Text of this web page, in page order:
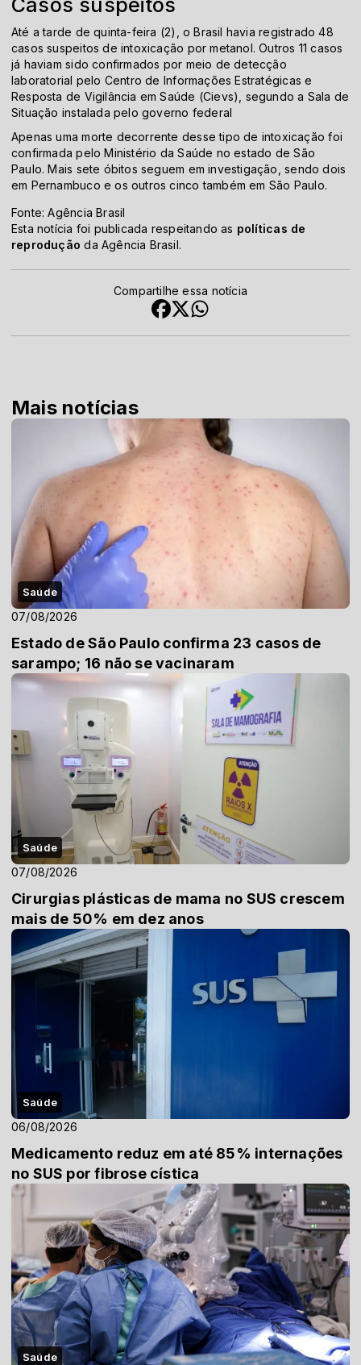
Casos suspeitos
Até a tarde de quinta-feira (2), o Brasil havia registrado48
casos suspeitos de intoxicação por metanol. Outros 11 casos
já haviam sido confirmados por meio de detecção
laboratorial pelo Centro de Informações Estratégicas e
Resposta de Vigilância em Saúde (Cievs), segundo a Sala de
Situação instalada pelo governo federal
Apenas uma morte decorrente desse tipo de intoxicação foi
confirmada pelo Ministério da Saúde no estado de São
Paulo. Mais sete óbitos seguem em investigação, sendo dois
em Pernambuco e os outros cinco também em São Paulo.
Fonte: Agência Brasil
Esta notícia foi publicada respeitando as políticas de
reprodução da Agência Brasil.
Compartilhe essa notícia
Mais notícias
Saúde
07/08/2026
Estado de São Paulo confirma 23 casos de
sarampo; 16 não se vacinaram
Saúde
07/08/2026
Cirurgias plásticas de mama no SUS crescem
mais de 50% em dez anos
Saúde
06/08/2026
Medicamento reduz em até 85% internações
no SUS por fibrose cística
Saúde